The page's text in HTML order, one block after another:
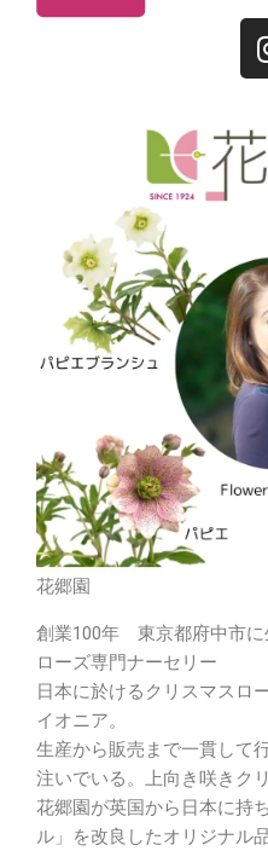
花郷園
創業100年 東京都府中市に
ローズ専門ナーセリー
日本に於けるクリスマスロ
イオニア。
生産から販売まで一貫して
注いでいる。上向き咲きク
花郷園が英国から日本に持
ル」を改良したオリジナル